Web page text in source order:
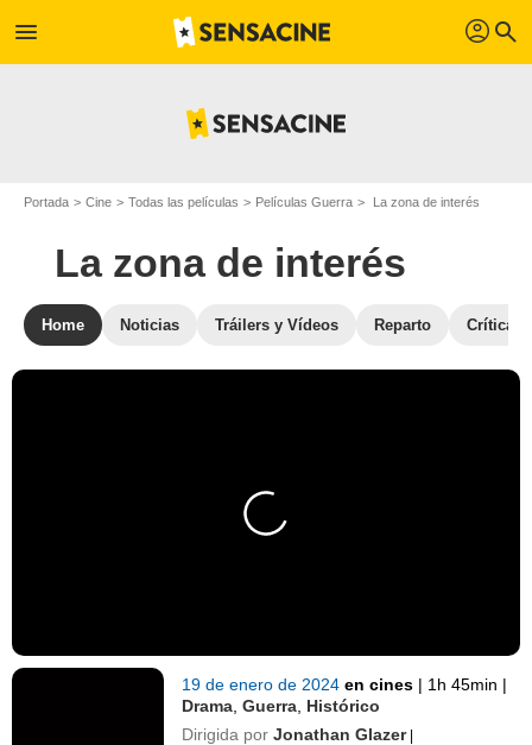
menu profil search
Portada Cine Todas las películas Películas Guerra La zona de interés
La zona de interés
Home Noticias Tráilers y Vídeos Reparto Críticas
19 de enero de 2024en cines | 1h 45min |
Drama ,Guerra Histórico
Dirigida por Jonathan Glazer |